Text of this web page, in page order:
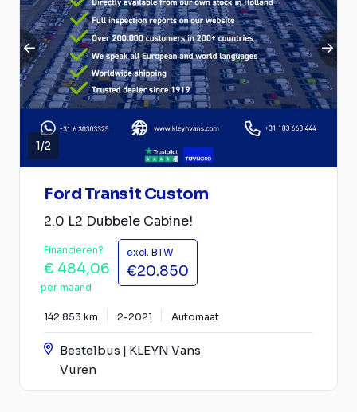
1/2
Ford Transit Custom
2.0 L2 Dubbele Cabine!
Financieren?
€ 484,06
per maand
excl. BTW
€20.850
142.853 km 2-2021 Automaat
Bestelbus | KLEYN Vans
Vuren